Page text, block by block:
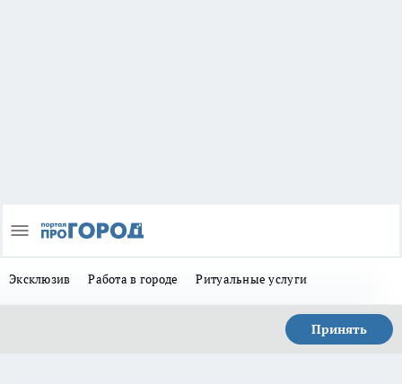
Эксклюзив Работа в городе Ритуальные услуги
Принять